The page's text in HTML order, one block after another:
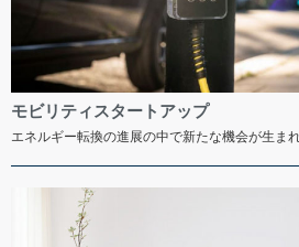
モビリティスタートアップ
エネルギー転換の進展の中で新たな機会が生ま